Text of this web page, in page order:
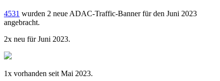
4531 wurden 2 neue ADAC-Traffic-Banner für den Juni 2023
angebracht.
2x neu für Juni 2023.
1x vorhanden seit Mai 2023.